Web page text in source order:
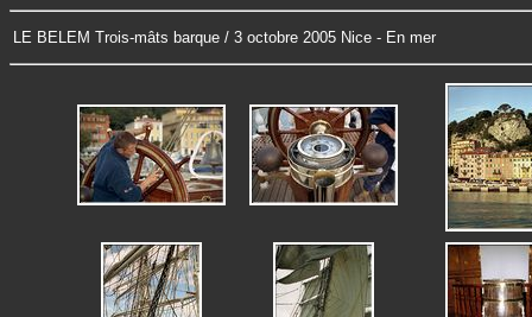
LE BELEM Trois-mâts barque / 3 octobre 2005 Nice - En mer